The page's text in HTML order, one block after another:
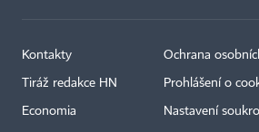
Kontakty
Tiráž redakce HN
Economia
Ochrana
Prohlášení o
Nastavení